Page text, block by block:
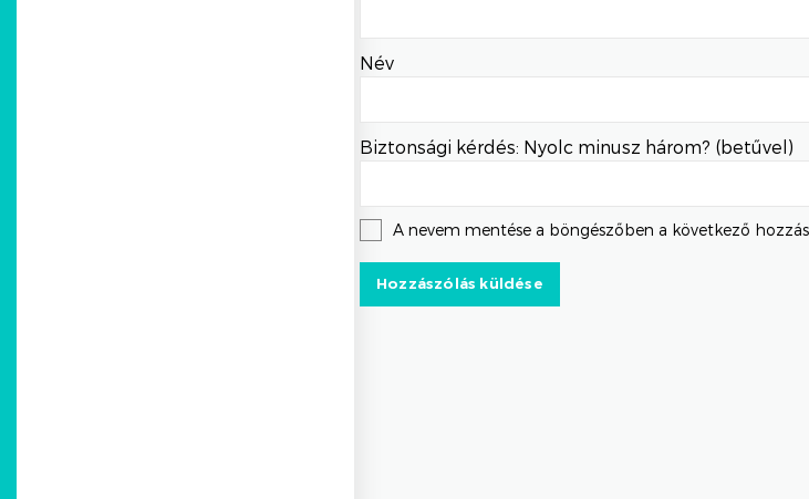
Név
Biztonsági kérdés: Nyolc minusz három? (betűvel)
A nevem mentése a böngészőben a következő